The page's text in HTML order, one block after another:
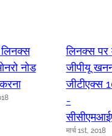
नोड
लिनक्स पर
जीपीयू
जीटीएक्स
-
मार्च 1st, 2018